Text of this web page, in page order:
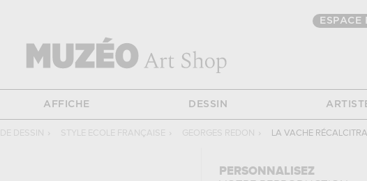
ESPACE
AFFICHE DESSIN
DESSIN › STYLE ECOLE FRANÇAISE › GEORGES REDON › LA VACHE
PERSONNALISEZ